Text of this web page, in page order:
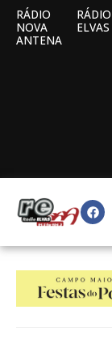
RÁDIO
NOVA
ANTENA
RÁDIO
ELVAS